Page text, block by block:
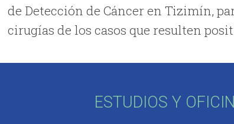
de Detección de Cáncer en Tizimín,
cirugías de los casos que resulten
ESTUDIOS Y